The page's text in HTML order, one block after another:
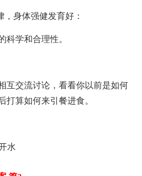
身体强健发育好：
学和合理性。
交流讨论，看看你以前是如何
打算如何来引餐进食。
水